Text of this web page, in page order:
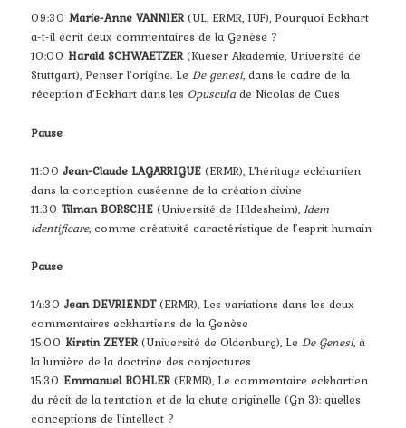
09:30Marie-Anne VANNIER(UL, ERMR, IUF), Pourquoi Eckhart
a-t-il écrit deux commentaires de la Genèse ?
10:00Harald SCHWAETZER(Kueser Akademie, Université de
Stuttgart), Penser l’origine. LeDe genesi, dans le cadre de la
réception d’Eckhart dans les Opusculade Nicolas de Cues
Pause
11:00Jean-Claude LAGARRIGUE (ERMR), L’héritage eckhartien
dans la conception cuséenne de la création divine
11:30Tilman BORSCHE (Université de Hildesheim),Idem
identificare, comme créativité caractéristique de l’esprit humain
Pause
14:30Jean DEVRIENDT(ERMR), Les variations dans les deux
commentaires eckhartiens de la Genèse
15:00Kirstin ZEYER(Université de Oldenburg), LeDe Genesi, à
la lumière de la doctrine des conjectures
15:30 Emmanuel BOHLER(ERMR), Le commentaire eckhartien
du récit de la tentation et de la chute originelle (Gn 3): quelles
conceptions de l’intellect ?